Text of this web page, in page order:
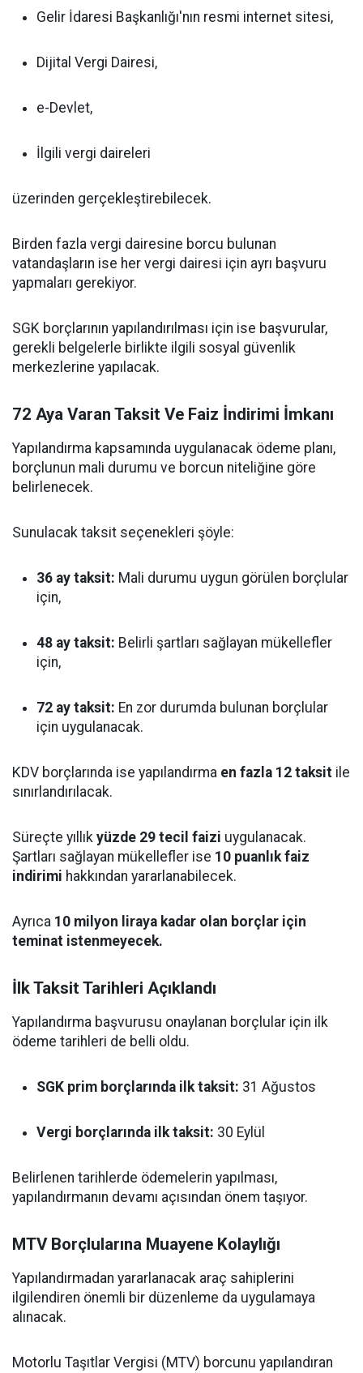
Gelir İdaresi Başkanlığı'nın resmi internet sitesi,
Dijital Vergi Dairesi,
e-Devlet,
İlgili vergi daireleri
üzerinden gerçekleştirebilecek.
Birden fazla vergi dairesine borcu bulunan
vatandaşların ise her vergi dairesi için ayrı başvuru
yapmaları gerekiyor.
SGK borçlarının yapılandırılması için ise başvurular,
gerekli belgelerle birlikte ilgili sosyal güvenlik
merkezlerine yapılacak.
72 Aya Varan Taksit Ve Faiz İndirimi İmkanı
Yapılandırma kapsamında uygulanacak ödeme planı,
borçlunun mali durumu ve borcun niteliğine göre
belirlenecek.
Sunulacak taksit seçenekleri şöyle:
36 ay taksit: Mali durumu uygun görülen borçlular
için,
48 ay taksit: Belirli şartları sağlayan mükellefler
için,
72 ay taksit: En zor durumda bulunan borçlular
için uygulanacak.
KDV borçlarında ise yapılandırma en fazla 12 taksit ile
sınırlandırılacak.
Süreçte yıllık yüzde 29 tecil faizi uygulanacak.
Şartları sağlayan mükellefler ise 10 puanlık faiz
indirimi hakkından yararlanabilecek.
Ayrıca 10 milyon liraya kadar olan borçlar için
teminat istenmeyecek.
İlk Taksit Tarihleri Açıklandı
Yapılandırma başvurusu onaylanan borçlular için ilk
ödeme tarihleri de belli oldu.
SGK prim borçlarında ilk taksit: 31 Ağustos
Vergi borçlarında ilk taksit: 30 Eylül
Belirlenen tarihlerde ödemelerin yapılması,
yapılandırmanın devamı açısından önem taşıyor.
MTV Borçlularına Muayene Kolaylığı
Yapılandırmadan yararlanacak araç sahiplerini
ilgilendiren önemli bir düzenleme da uygulamaya
alınacak.
Motorlu Taşıtlar Vergisi (MTV) borcunu yapılandıran